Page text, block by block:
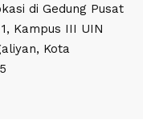
di Gedung Pusat
Kampus III UIN
Kota